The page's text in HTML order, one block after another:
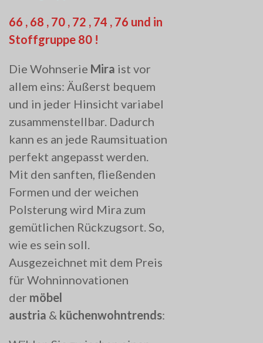
66 , 68 , 70 , 72 , 74 , 76 und in
Stoffgruppe 80 !
Die Wohnserie Mira ist vor
allem eins: Äußerst bequem
und in jeder Hinsicht variabel
zusammenstellbar. Dadurch
kann es an jede Raumsituation
perfekt angepasst werden.
Mit den sanften, fließenden
Formen und der weichen
Polsterung wird Mira zum
gemütlichen Rückzugsort. So,
wie es sein soll.
Ausgezeichnet mit dem Preis
für Wohninnovationen
der möbel
austria & küchenwohntrends: